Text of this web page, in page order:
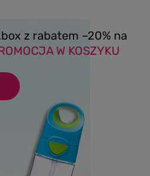
z rabatem –20% na
W KOSZYKU